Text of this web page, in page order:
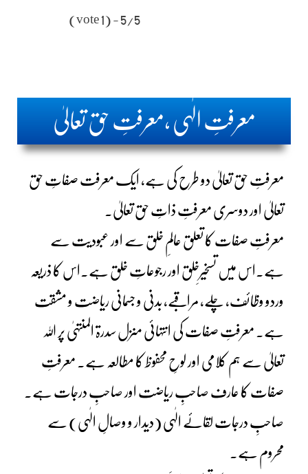
5/5 - (1 vote)
معرفتِ الٰہی ،معرفتِ حق تعالیٰ
معرفتِ حق تعالیٰ دو طرح کی ہے، ایک معرفت صفاتِ حق
تعالیٰ اور دوسری معرفتِ ذاتِ حق تعالیٰ۔
معرفتِ صفات کا تعلق عالمِ خلق سے اور عبودیت سے
ہے۔اس میں تسخیرِخلق اور رجوعاتِ خلق ہے۔اس کا ذریعہ
وردو وظائف، چلے، مراقبے، بدنی و جسمانی ریاضت و مشقت
ہے۔ معرفتِ صفات کی انتہائی منزل سدرۃ المنتہیٰ پر اللہ
تعالیٰ سے ہم کلامی اور لوحِ محفوظ کا مطالعہ ہے۔ معرفتِ
صفات کا عارف صاحبِ ریاضت اور صاحبِ درجات ہے۔
صاحبِ درجات لقائے الٰہی (دیدار و وصالِ الٰہی) سے
محروم ہے۔